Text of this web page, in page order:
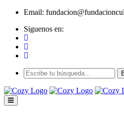
Email:
Siguenos en: